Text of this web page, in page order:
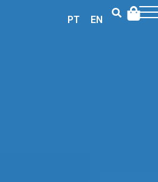
PT EN